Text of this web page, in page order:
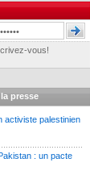
vous!
presse
activiste palestinien
: un pacte